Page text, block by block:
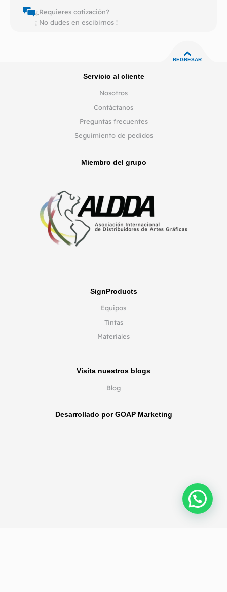
¿Requieres cotización?
¡ No dudes en escibirnos !
REGRESAR
Servicio al cliente
Nosotros
Contáctanos
Preguntas frecuentes
Seguimiento de pedidos
Miembro del grupo
SignProducts
Equipos
Tintas
Materiales
Desarrollado por GOAP Marketing
Visita nuestros blogs
Blog